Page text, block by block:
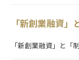
「新創業融資
「新創業融資」と「